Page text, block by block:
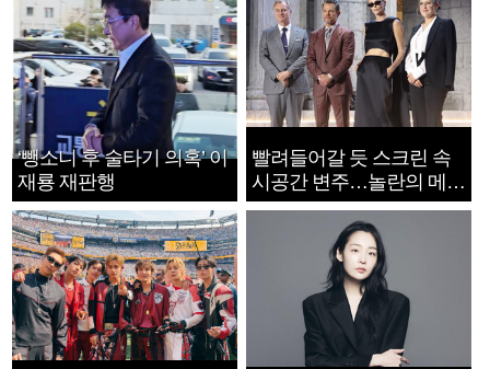
‘뺑소니 후 술타기 의혹’ 이
재룡 재판행
빨려들어갈 듯 스크린 속
시공간 변주…놀란의 메시
지는 ‘전쟁 속죄’